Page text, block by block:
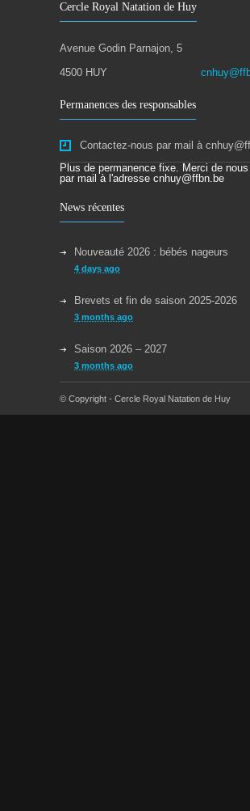
Cercle Royal Natation de Huy
Avenue Godin Parnajon, 5
4500 HUY
Permanences des responsables
Contactez-nous par mail à
Plus de permanence fixe. Merci de
par mail à l'adresse cnhuy@ffbn.be
News récentes
Nouveauté 2026 : bébés nageurs
4 days ago
Brevets et fin de saison 2025-2026
3 months ago
Saison 2026 – 2027
3 months ago
Reprise des cours la semaine du 08/
11 months ago
© Copyright - Cercle Royal Natation de Huy